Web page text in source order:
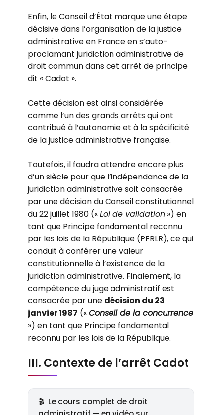
Enfin, le Conseil d’État marque une étape
décisive dans l’organisation de la justice
administrative en France en s’auto-
proclamant juridiction administrative de
droit commun dans cet arrêt de principe
dit « Cadot ».
Cette décision est ainsi considérée
comme l’un des grands arrêts qui ont
contribué à l’autonomie et à la spécificité
de la justice administrative française.
Toutefois, il faudra attendre encore plus
d’un siècle pour que l’indépendance de la
juridiction administrative soit consacrée
par une décision du Conseil constitutionnel
du 22 juillet 1980 («Loi de validation ») en
tant que Principe fondamental reconnu
par les lois de la République (PFRLR), ce qui
conduit à conférer une valeur
constitutionnelle à l’existence de la
juridiction administrative. Finalement, la
compétence du juge administratif est
consacrée par une décision du 23
janvier 1987 («Conseil de la concurrence
») en tant que Principe fondamental
reconnu par les lois de la République.
III. Contexte de l’arrêt Cadot
🎬 Le cours complet de droit